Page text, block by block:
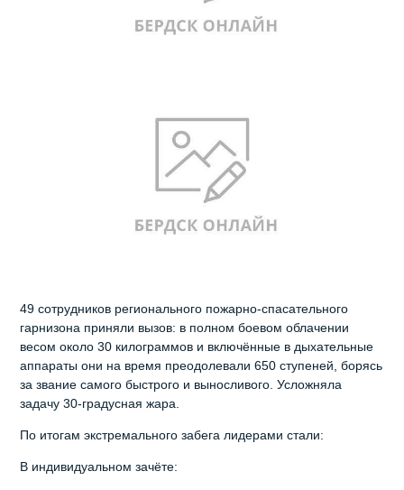
49 сотрудников регионального пожарно-спасательного
гарнизона приняли вызов: в полном боевом облачении
весом около 30 килограммов и включённые в дыхательные
аппараты они на время преодолевали 650 ступеней, борясь
за звание самого быстрого и выносливого. Усложняла
задачу 30-градусная жара.
По итогам экстремального забега лидерами стали:
В индивидуальном зачёте: